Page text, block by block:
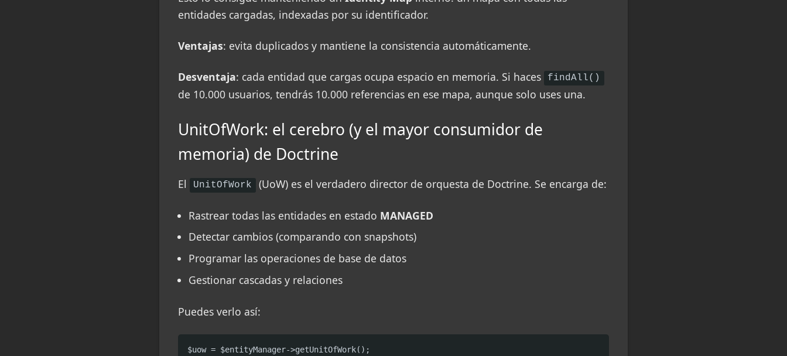
entidades cargadas, indexadas por su identificador.
Ventajas: evita duplicados y mantiene la consistencia automáticamente.
Desventaja: cada entidad que cargas ocupa espacio en memoria. Si haces findAll()
de 10.000 usuarios, tendrás 10.000 referencias en ese mapa, aunque solo uses una.
UnitOfWork: el cerebro (y el mayor consumidor de
memoria) de Doctrine
El UnitOfWork (UoW) es el verdadero director de orquesta de Doctrine. Se encarga de:
Rastrear todas las entidades en estado MANAGED
Detectar cambios (comparando con snapshots)
Programar las operaciones de base de datos
Gestionar cascadas y relaciones
Puedes verlo así:
$uow = $entityManager->getUnitOfWork();